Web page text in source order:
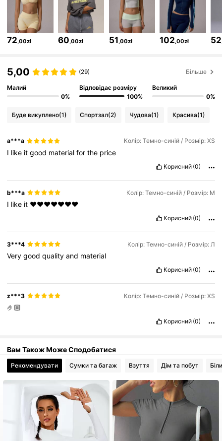
4.3M Підписники
4.3M Підписники
4,83 4.3M Підписники
4,83
72,00zł 60,00zł 51,00zł 102,00zł 52
5,00 (29) Більше
Малий
0%
Відповідає розміру
100%
Великий
0%
Буде викуплено(1) Спортзал(2) Чудова(1) Красива(1)
a***a Колір: Темно-синій / Розмір: XS
I like itgood materialforthe price
Корисний (0)
b***a Колір: Темно-синій / Розмір: М
I like it ❤️❤️❤️❤️❤️❤️❤️
Корисний (0)
3***4 Колір: Темно-синій / Розмір: Л
Verygoodqualityand material
Корисний (0)
z***3 Колір: Темно-синій / Розмір: XS
🤌🏼
Корисний (0)
Вам Також Може Сподобатися
Рекомендувати Сумки та багаж Взуття Дім та побут